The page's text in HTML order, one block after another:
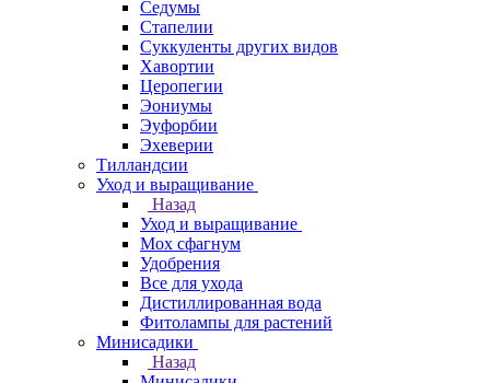
Седумы
Стапелии
Суккуленты других видов
Хавортии
Церопегии
Эониумы
Эуфорбии
Эхеверии
Тилландсии
Уход и выращивание
Назад
Уход и выращивание
Мох сфагнум
Удобрения
Все для ухода
Дистиллированная вода
Фитолампы для растений
Минисадики
Назад